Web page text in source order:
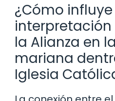
¿Cómo
interpretación
la Alianza en
mariana
Iglesia